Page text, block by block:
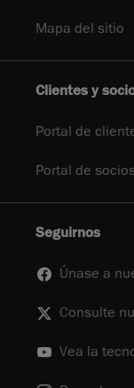
Mapa del sitio
Clientes y
Portal de
Portal de
Seguirnos
Únase a
Consulte
Vea la